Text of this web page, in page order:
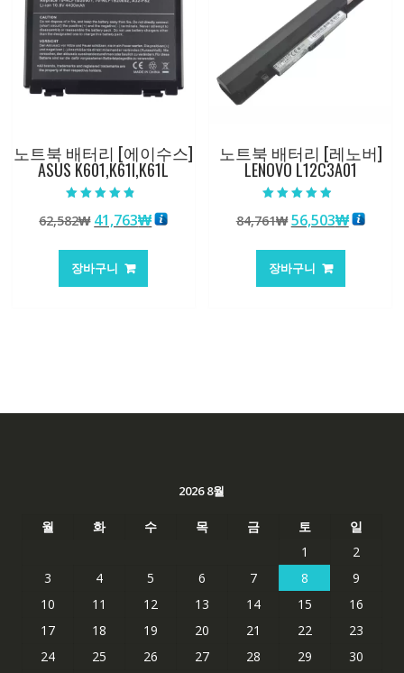
노트북 배터리 [에이수스]
ASUS K601,K61I,K61L
4.50
로 평가됨
62,582₩ 원
가
격:
41,763₩현
장바구니
노트북 배터리 [레노버]
LENOVO L12C3A01
4.50
로 평가됨
84,761₩ 원
가
격:
56,503₩현
장바구니
2026 8월
월 화 수 목 금 토
일
1
2
3
4 5 6 7 8
9
10
11 12 13 14 15
16
17
18 19 20 21 22
23
24
25 26 27 28 29
30